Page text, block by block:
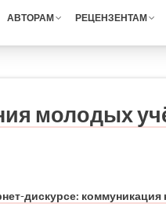
АВТОРАМ РЕЦЕНЗЕНТАМ
молодых
дискурсе: